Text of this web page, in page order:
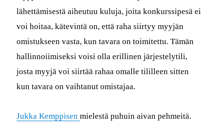
lähet­tämis­es­tä aiheutuu kulu­ja, joi­ta konkurssipesä ei
voi hoitaa, kätev­in­tä on, että raha siir­tyy myyjän
omis­tuk­seen vas­ta, kun tavara on toimitet­tu. Tämän
hallinnoi­imisek­si voisi olla erilli­nen jär­jeste­lytili,
jos­ta myyjä voi siirtää rahaa oma­lle tililleen sit­ten
kun tavara on vai­h­tanut omistajaa.
Juk­ka Kemp­pisenmielestä puhuin aivan pehmeitä.